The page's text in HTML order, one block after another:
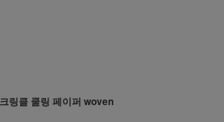
링클 쿨링 페이퍼 woven